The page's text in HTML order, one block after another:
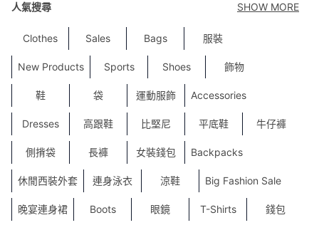
人氣搜尋 SHOW MORE
Clothes Sales Bags 服裝
New Products Sports Shoes 飾物
鞋 袋 運動服飾 Accessories
Dresses 高跟鞋 比堅尼 平底鞋 牛仔褲
側揹袋 長褲 女裝錢包 Backpacks
休閒西裝外套 連身泳衣 涼鞋 Big Fashion Sale
晚宴連身裙 Boots 眼鏡 T-Shirts 錢包